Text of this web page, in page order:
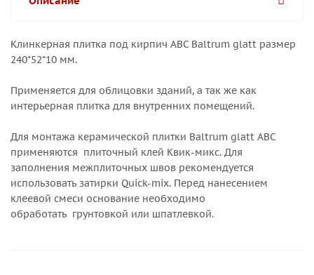
Клинкерная плитка под кирпич ABC Baltrum glatt размер
240*52*10 мм.
Применяется для облицовки зданий, а так же как
интерьерная плитка для внутренних помещений.
Для монтажа керамической плитки Baltrum glatt АВС
применяются плиточный клей Квик-микс. Для
заполнения межплиточных швов рекомендуется
использовать затирки Quick-mix. Перед нанесением
клеевой смеси основание необходимо
обработать грунтовкой или шпатлевкой.